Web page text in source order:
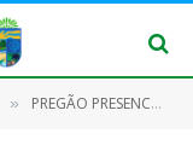
» PREGÃO PRESENCIAL Nº 005/2018 – FMS